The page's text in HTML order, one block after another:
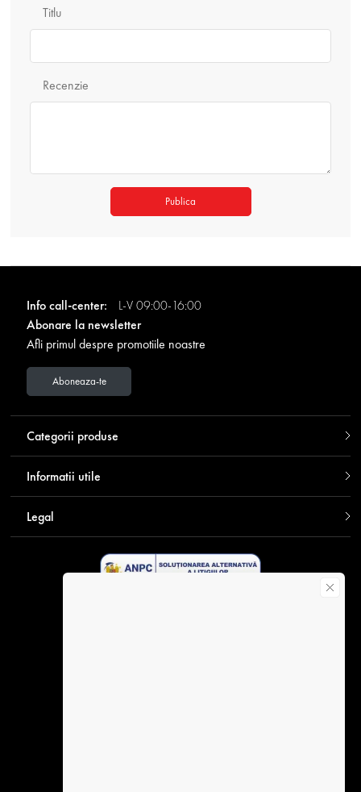
Titlu
Recenzie
Publica
Info call-center:
L-V 09:00-16:00
Abonare la newsletter
Afli primul despre promotiile noastre
Aboneaza-te
Categorii produse
Informatii utile
Legal